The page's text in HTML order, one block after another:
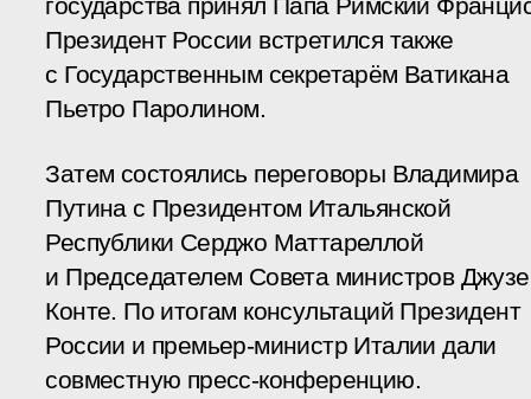
Президент России встретился также
с Государственным секретарём Ватикана
Пьетро Паролином.
Затем состоялись переговоры Владимира
Путина с Президентом Итальянской
Республики Серджо Маттареллой
и Председателем Совета министров
Конте. По итогам консультаций Президент
России и премьер-министр Италии дали
совместную пресс-конференцию.